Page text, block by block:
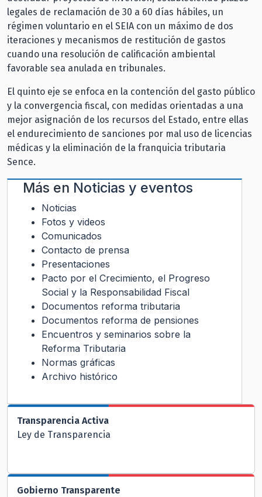
legales de reclamación de 30 a 60 días hábiles, un
régimen voluntario en el SEIA con un máximo de dos
iteraciones y mecanismos de restitución de gastos
cuando una resolución de calificación ambiental
favorable sea anulada en tribunales.
El quinto eje se enfoca en la contención del gasto público
y la convergencia fiscal, con medidas orientadas a una
mejor asignación de los recursos del Estado, entre ellas
el endurecimiento de sanciones por mal uso de licencias
médicas y la eliminación de la franquicia tributaria
Sence.
Más en Noticias y eventos
Noticias
Fotos y videos
Comunicados
Contacto de prensa
Presentaciones
Pacto por el Crecimiento, el Progreso
Social y la Responsabilidad Fiscal
Documentos reforma tributaria
Documentos reforma de pensiones
Encuentros y seminarios sobre la
Reforma Tributaria
Normas gráficas
Archivo histórico
Transparencia Activa
Ley de Transparencia
Gobierno Transparente